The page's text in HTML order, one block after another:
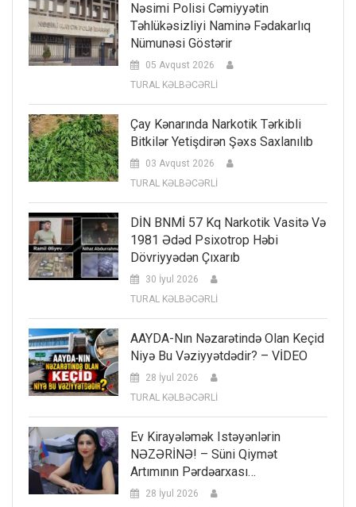
Nəsimi Polisi Cəmiyyətin
Təhlükəsizliyi Naminə Fədakarlıq
Nümunəsi Göstərir
05 Avqust 2026
TURAL KƏLBƏCƏRLİ
Çay Kənarında Narkotik Tərkibli
Bitkilər Yetişdirən Şəxs Saxlanılıb
03 Avqust 2026
TURAL KƏLBƏCƏRLİ
DİN BNMİ 57 Kq Narkotik Vasitə Və
1981 Ədəd Psixotrop Həbi
Dövriyyədən Çıxarıb
30 İyul 2026
TURAL KƏLBƏCƏRLİ
AAYDA-Nın Nəzarətində Olan Keçid
Niyə Bu Vəziyyətdədir? – VİDEO
28 İyul 2026
TURAL KƏLBƏCƏRLİ
Ev Kirayələmək Istəyənlərin
NƏZƏRİNƏ! – Süni Qiymət
Artımının Pərdəarxası…
28 İyul 2026